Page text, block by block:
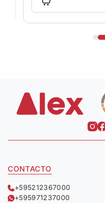
CONTACTO
+595212367000
+595971237000